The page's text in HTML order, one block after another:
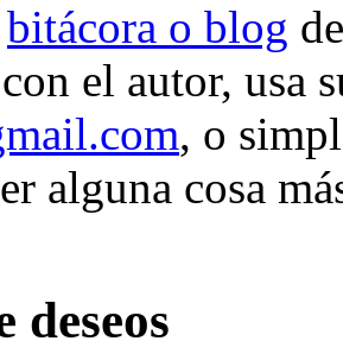
bitácora o blog
el autor, usa
, o
alguna cosa
deseos